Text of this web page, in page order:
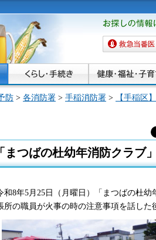
お探しの情報
か。
救急当番医
防 > 各消防署 > 手稲消防署 > 【手稲区
「まつばの杜幼年消防クラブ
和8年5月25日（月曜日）
「まつばの杜
所の職員が火事の時の注意事項を話した